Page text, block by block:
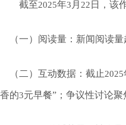
截至2025年3 月 22 日，该
（一）阅读量：新闻阅读量
（二）互动数据：截止2025
香的3元早餐”；争议性讨论